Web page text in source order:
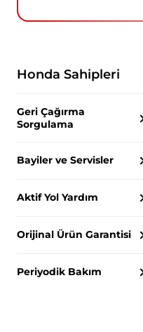
Honda Sahipleri
Geri Çağırma
Sorgulama
Bayiler ve Servisler
Aktif Yol Yardım
Orijinal Ürün Garantisi
Periyodik Bakım